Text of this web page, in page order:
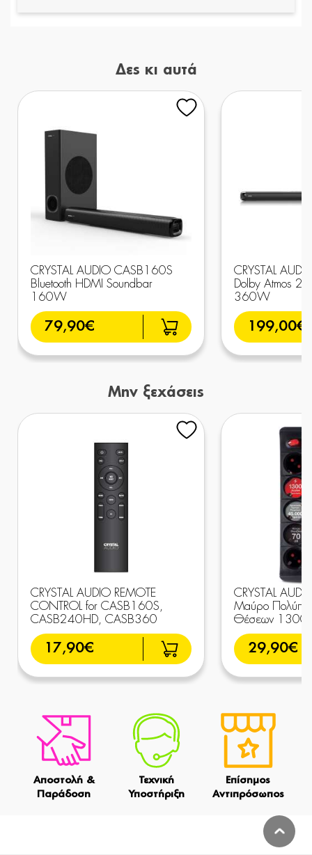
Δες κι αυτά
CRYSTAL AUDIO CASB160S
Bluetooth HDMI Soundbar
160W
79,90€
CRYSTAL
Dolby Atmos
360W
199,00€
Μην ξεχάσεις
CRYSTAL AUDIO REMOTE
CONTROL for CASB160S,
CASB240HD, CASB360
17,90€
CRYSTAL
Μαύρο
Θέσεων
29,90€
Αποστολή &
Παράδοση
Τεχνική
Υποστήριξη
Επίσημος
Αντιπρόσωπος